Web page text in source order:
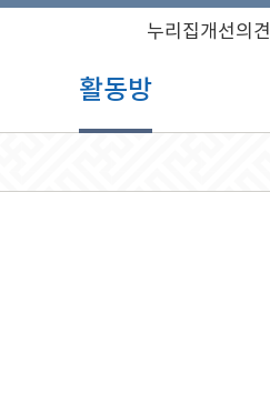
누리집개선의견
활동방